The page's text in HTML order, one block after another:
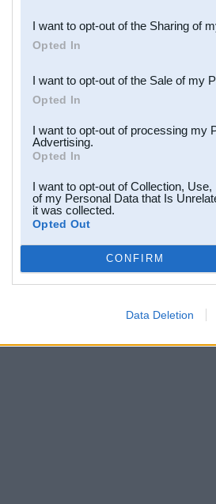
Downstream Participants
third parties.
I want to opt-out of the Sharing of
Opted In
I want to opt-out of the Sale of my
Opted In
I want to opt-out of processing my
Advertising.
Opted In
I want to opt-out of Collection,
of my Personal Data that Is
it was collected.
Opted Out
CONFIRM
Data Deletion